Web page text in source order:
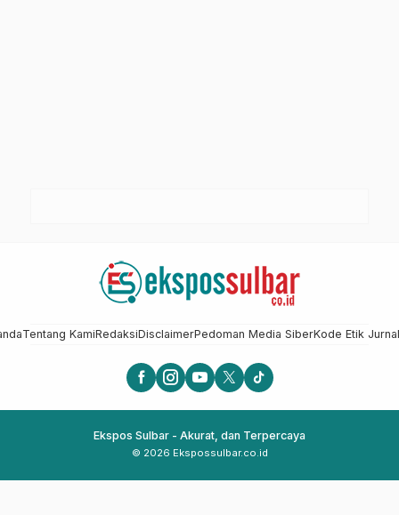
Tentang KamiRedaksiDisclaimerPedoman Media SiberKode Etik
Ekspos Sulbar - Akurat, dan Terpercaya
© 2026 Ekspossulbar.co.id